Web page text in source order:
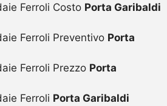
Ferroli Costo Porta Garibaldi
Ferroli Preventivo Porta
Ferroli Prezzo Porta
Ferroli Porta Garibaldi